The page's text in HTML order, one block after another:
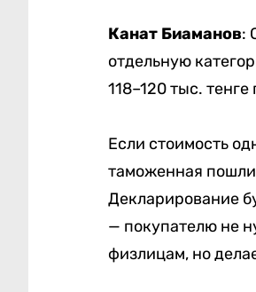
Канат Биаманов:
отдельную
118–120 тыс.
Если стоимость
таможенная
Декларирование
— покупателю не
физлицам, но